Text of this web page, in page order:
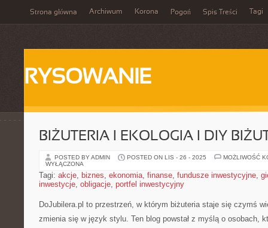
Strona główna Archiwum Korona Pogoń Spis Treści Tagi
RYSOWANIE
BIŻUTERIA I EKOLOGIA I DIY
POSTED BY ADMIN POSTED ON LIS - 26 - 2025
MOŻLIWOŚĆ
WYŁĄCZONA
Tagi: akcje, biznes, ekonomia, finanse, fundusze inwestycyjne,
inwestycje, obligacje, portfel inwestycyjny
DoJubilera.pl to przestrzeń, w którym biżuteria staje się czymś
zmienia się w język stylu. Ten blog powstał z myślą o osobach,